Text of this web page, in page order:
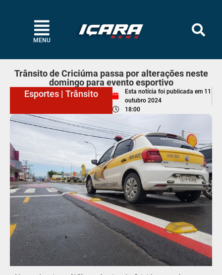
MENU
Trânsito de Criciúma passa por alterações neste
domingo para evento esportivo
Esportes| Trânsito Esta notícia foi publicada em 11
outubro 2024
18:00